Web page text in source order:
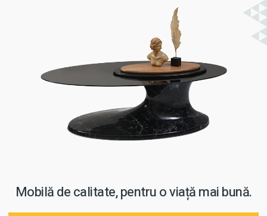
Mobilă de calitate, pentru o viață mai bună.